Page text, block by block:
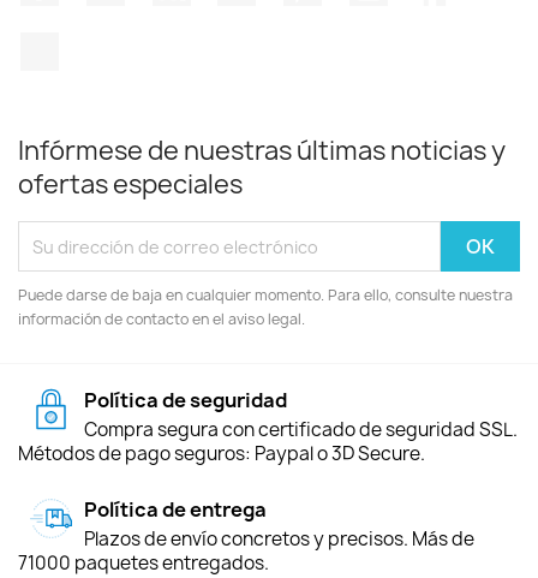
Infórmese de nuestras últimas noticias y
ofertas especiales
Puede darse de baja en cualquier momento. Para ello, consulte nuestra
información de contacto en el aviso legal.
Política de seguridad
Compra segura con certificado de seguridad SSL.
Métodos de pago seguros: Paypal o 3D Secure.
Política de entrega
Plazos de envío concretos y precisos. Más de
71000 paquetes entregados.